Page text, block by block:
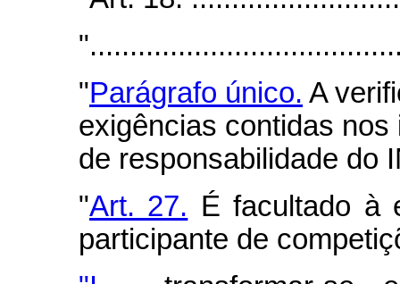
"Parágrafo único. A
exigências contidas
de responsabilidade do
"Art. 27. É facultado à
participante de